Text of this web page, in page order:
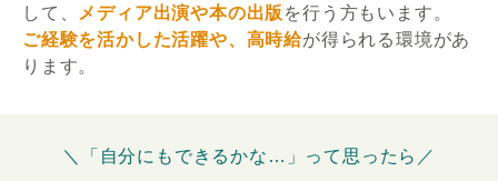
して、
メディア出演や本の出版 を行う方もいます。
ご経験を活かした活躍や、高時給が得られる環境があ
ります。
＼「自分にもできるかな…」って思ったら／